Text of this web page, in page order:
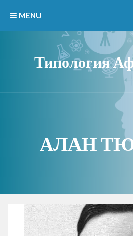
Типология
MENU
АЛАН